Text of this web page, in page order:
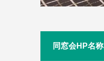
同窓会HP名称